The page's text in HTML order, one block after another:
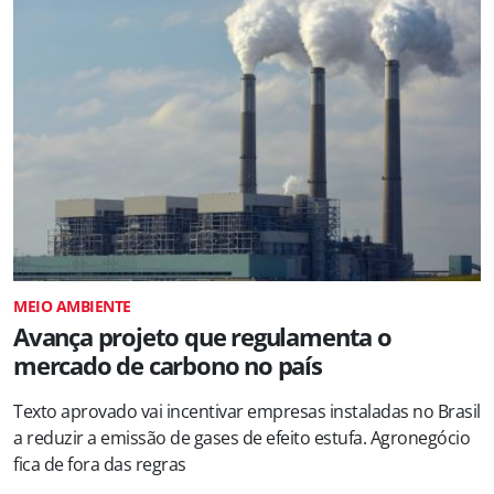
MEIO AMBIENTE
Avança projeto que regulamenta o
mercado de carbono no país
Texto aprovado vai incentivar empresas instaladas no Brasil
a reduzir a emissão de gases de efeito estufa. Agronegócio
fica de fora das regras